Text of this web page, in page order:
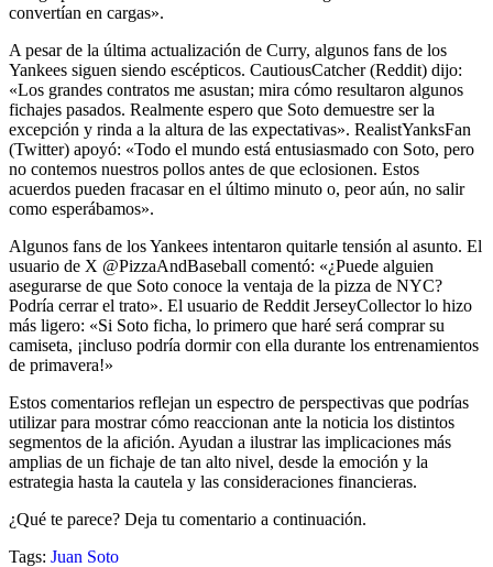
convertían en cargas».
A pesar de la última actualización de Curry, algunos fans de los
Yankees siguen siendo escépticos. CautiousCatcher (Reddit) dijo:
«Los grandes contratos me asustan; mira cómo resultaron algunos
fichajes pasados. Realmente espero que Soto demuestre ser la
excepción y rinda a la altura de las expectativas». RealistYanksFan
(Twitter) apoyó: «Todo el mundo está entusiasmado con Soto, pero
no contemos nuestros pollos antes de que eclosionen. Estos
acuerdos pueden fracasar en el último minuto o, peor aún, no salir
como esperábamos».
Algunos fans de los Yankees intentaron quitarle tensión al asunto. El
usuario de X @PizzaAndBaseball comentó: «¿Puede alguien
asegurarse de que Soto conoce la ventaja de la pizza de NYC?
Podría cerrar el trato». El usuario de Reddit JerseyCollector lo hizo
más ligero: «Si Soto ficha, lo primero que haré será comprar su
camiseta, ¡incluso podría dormir con ella durante los entrenamientos
de primavera!»
Estos comentarios reflejan un espectro de perspectivas que podrías
utilizar para mostrar cómo reaccionan ante la noticia los distintos
segmentos de la afición. Ayudan a ilustrar las implicaciones más
amplias de un fichaje de tan alto nivel, desde la emoción y la
estrategia hasta la cautela y las consideraciones financieras.
¿Qué te parece? Deja tu comentario a continuación.
Tags: Juan Soto